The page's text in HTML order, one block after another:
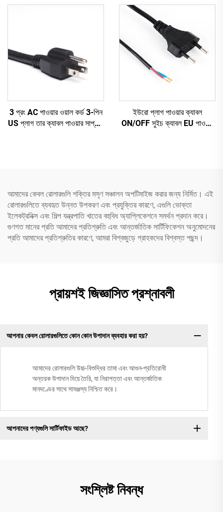
ক্যাবল C19-C20 পাওয়ার ক্যাবল
3 প্রং AC পাওয়ার ওয়াল কর্ড 3-পিন
US প্লাগ তার ক্যাবল পাওয়ার সাপ্লাই
ইউরো প্লাগ পাওয়ার ক্যাবল
ON/OFF সুইচ ক্যাবল EU পাওয়ার
আমাদের কেবল রোলারগুলি শক্তির মসৃণ সঞ্চালন অপটিমাইজ করার জন্য নির্মিত। এই
রোলারগুলিতে ব্যবহৃত উন্নত উপকরণ এবং প্রযুক্তির কারণে, এগুলি ভোক্তা
ইলেকট্রনিক্স এবং শিল্প যন্ত্রপাতি খাতের বহুবিধ অ্যাপ্লিকেশনে সমর্থন প্রদান করে।
গুণগত মানের প্রতি আমাদের প্রতিশ্রুতি এবং আন্তর্জাতিক সার্টিফিকেশন অনুমোদনের
প্রতি আমাদের প্রতিশ্রুতির কারণে, আমরা বিশ্বজুড়ে গ্রাহকদের বিশ্বস্ত পছন্দ।
প্রায়শই জিজ্ঞাসিত প্রশ্নাবলী
আপনার কেবল রোলারগুলিতে কোন কোন উপাদান ব্যবহার করা হয়?
আমাদের রোলারগুলি উচ্চ-বিশুদ্ধির তামা এবং আগুন-প্রতিরোধী
অন্তরক উপাদান দিয়ে তৈরি, যা নিরাপত্তা এবং আন্তর্জাতিক
মানদণ্ডের সাথে সামঞ্জস্য নিশ্চিত করে।
আপনাদের পণ্যগুলি সার্টিফাইড আছে?
সংশ্লিষ্ট নিবন্ধ